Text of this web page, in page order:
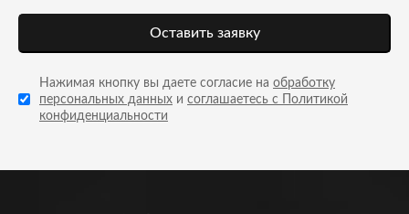
Оставить заявку
Нажимая кнопку вы даете согласие на обработку
персональных данных и соглашаетесь с Политикой
конфиденциальности